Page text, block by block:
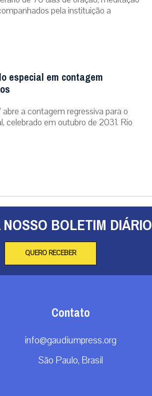
pela instituição a
especial em contagem
abre a contagem regressiva para o
celebrado em outubro de 2031. Rio
BOLETIM DIÁRIO
QUERO RECEBER
Contato
info@gaudiumpress.org
São Paulo, Brasil